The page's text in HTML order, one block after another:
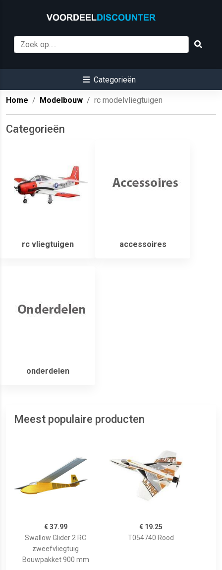
Categorieën
Home Modelbouw rc modelvliegtuigen
Categorieën
rc vliegtuigen accessoires
onderdelen
Meest populaire producten
€ 37.99
Swallow Glider 2 RC
zweefvliegtuig
Bouwpakket 900 mm
€ 19.25
T054740 Rood